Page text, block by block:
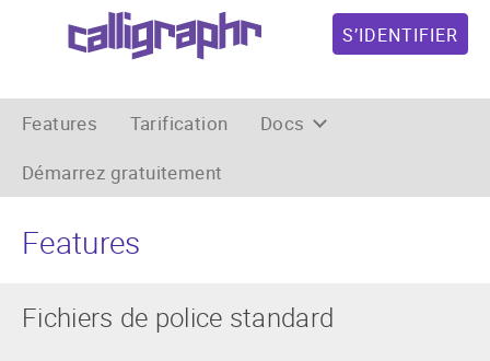
S’IDENTIFIER
Features Tarification
Docs
Démarrez gratuitement
Features
Fichiers de police standard